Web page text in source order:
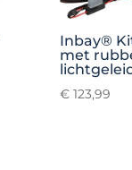
Inbay®
met
€ 123,99